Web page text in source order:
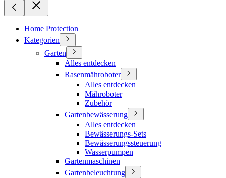
Home Protection
Kategorien
Garten
Alles entdecken
Rasenmähroboter
Alles entdecken
Mähroboter
Zubehör
Gartenbewässerung
Alles entdecken
Bewässerungs-Sets
Bewässerungssteuerung
Wasserpumpen
Gartenmaschinen
Gartenbeleuchtung